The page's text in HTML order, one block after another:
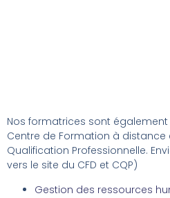
Nos formatrices sont
Centre de Formation à distance
Qualification Professionnelle.
vers le site du CFD et CQP)
Gestion des ressources